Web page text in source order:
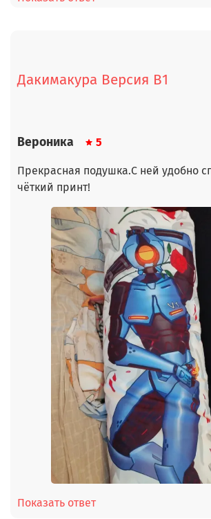
Дакимакура Версия В1
Вероника 5
Прекрасная подушка.С ней удобно
чёткий принт!
Показать ответ